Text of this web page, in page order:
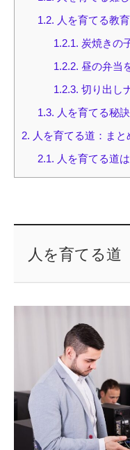
1.2. 人を育てる教
1.2.1. 炭焼きの
1.2.2. 昼の弁当
1.2.3. 切り出し
1.3. 人を育てる秘
2. 人を育てる道：まと
2.1. 人を育てる道
人を育てる道